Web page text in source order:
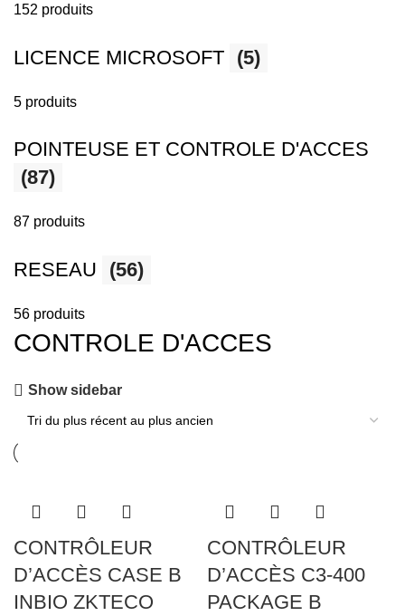
152 produits
LICENCE MICROSOFT (5)
5 produits
POINTEUSE ET CONTROLE D'ACCES
(87)
87 produits
RESEAU (56)
56 produits
CONTROLE D'ACCES
Show sidebar
CONTRÔLEUR
D’ACCÈS CASE B
INBIO ZKTECO
CONTRÔLEUR
D’ACCÈS C3-400
PACKAGE B